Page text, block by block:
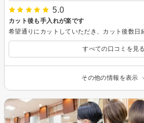
5.0
カット後も手入れが楽です
すべての口コミを見る
その他の情報を表示